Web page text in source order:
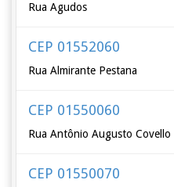
Rua Agudos
CEP 01552060
Rua Almirante Pestana
CEP 01550060
Rua Antônio Augusto Covello
CEP 01550070